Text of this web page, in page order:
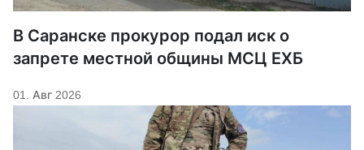
В Саранске прокурор подал иск о
запрете местной общины МСЦ ЕХБ
01. Авг 2026